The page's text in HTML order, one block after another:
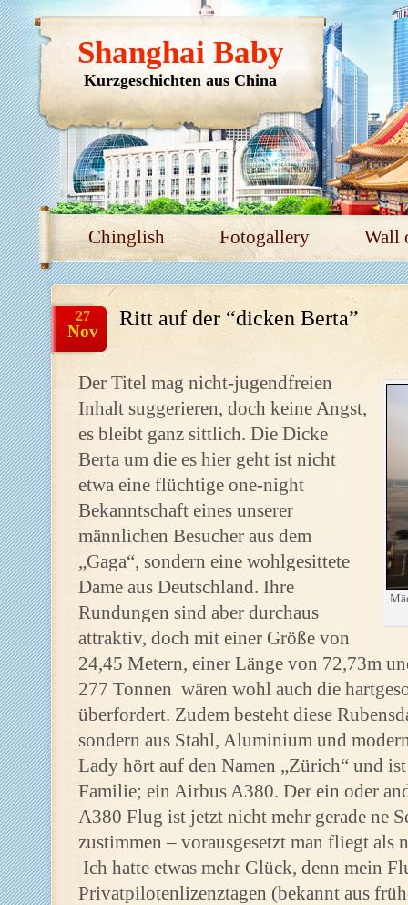
Chinglish Fotogallery Wall
Shanghai Baby
Kurzgeschichten aus China
Ritt auf der “dicken Berta”
27
Nov
Der Titel mag nicht-jugendfreien
Inhalt suggerieren, doch keine Angst,
es bleibt ganz sittlich. Die Dicke
Berta um die es hier geht ist nicht
etwa eine flüchtige one-night
Bekanntschaft eines unserer
männlichen Besucher aus dem
„Gaga“, sondern eine wohlgesittete
Dame aus Deutschland. Ihre
Rundungen sind aber durchaus
attraktiv, doch mit einer Größe von
24,45 Metern, einer Länge von 72,73m
277 Tonnen wären wohl auch die
überfordert. Zudem besteht diese
sondern aus Stahl, Aluminium und
Lady hört auf den Namen „Zürich“ und
Familie; ein Airbus A380. Der ein oder
A380 Flug ist jetzt nicht mehr gerade ne
zustimmen – vorausgesetzt man fliegt als
Ich hatte etwas mehr Glück, denn mein
Privatpilotenlizenztagen (bekannt aus